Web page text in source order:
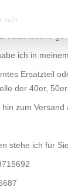
20 Jahren in
ich in
Ersatzteil
der 40er,
zum
stehe ich für
nicht